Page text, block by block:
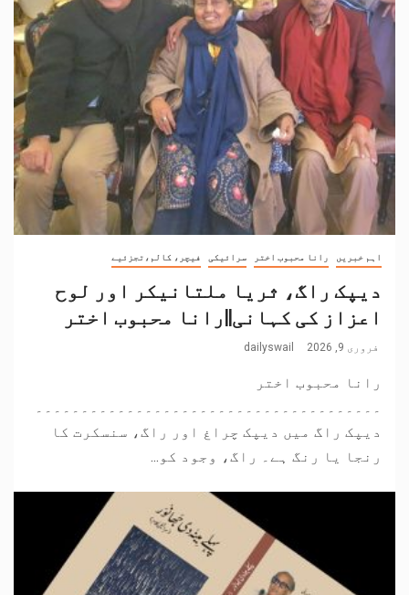
اہم خبریں رانا محبوب اختر سرائیکی فیچر، کالم،تجزئیے
دیپک راگ، ثریا ملتانیکر اور لوح
اعزاز کی کہانی||رانا محبوب اختر
فروری 9, 2026 dailyswail
رانا محبوب اختر
۔۔۔۔۔۔۔۔۔۔۔۔۔۔۔۔۔۔۔۔۔۔۔۔۔۔۔۔۔۔۔۔۔۔۔۔۔۔
دیپک راگ میں دیپک چراغ اور راگ، سنسکرت کا
رنجا یا رنگ ہے۔ راگ، وجود کو...